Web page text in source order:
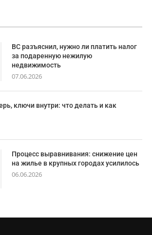
ВС разъяснил, нужно ли платить налог
за подаренную нежилую
недвижимость
07.06.2026
ключи внутри: что делать и как
Процесс выравнивания: снижение цен
на жилье в крупных городах усилилось
06.06.2026